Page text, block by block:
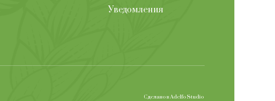
Уведомления
Сделано вAdelfo Studio